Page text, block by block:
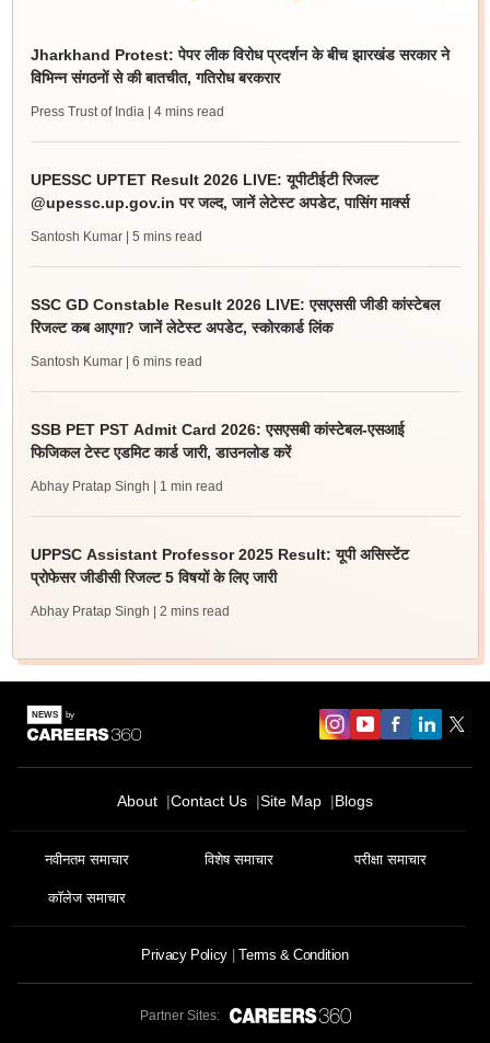
Jharkhand Protest: पेपर लीक विरोध प्रदर्शन के बीच झारखंड सरकार ने
विभिन्न संगठनों से की बातचीत, गतिरोध बरकरार
Press Trust of India | 4 mins read
UPESSC UPTET Result 2026 LIVE: यूपीटीईटी रिजल्ट
@upessc.up.gov.in पर जल्द, जानें लेटेस्ट अपडेट, पासिंग मार्क्स
Santosh Kumar | 5 mins read
SSC GD Constable Result 2026 LIVE: एसएससी जीडी कांस्टेबल
रिजल्ट कब आएगा? जानें लेटेस्ट अपडेट, स्कोरकार्ड लिंक
Santosh Kumar | 6 mins read
SSB PET PST Admit Card 2026: एसएसबी कांस्टेबल-एसआई
फिजिकल टेस्ट एडमिट कार्ड जारी, डाउनलोड करें
Abhay Pratap Singh | 1 min read
UPPSC Assistant Professor 2025 Result: यूपी असिस्टेंट
प्रोफेसर जीडीसी रिजल्ट 5 विषयों के लिए जारी
Abhay Pratap Singh | 2 mins read
About Contact Us Site Map Blogs
नवीनतम समाचार विशेष समाचार परीक्षा समाचार
कॉलेज समाचार
Privacy Policy Terms & Condition
Partner Sites: